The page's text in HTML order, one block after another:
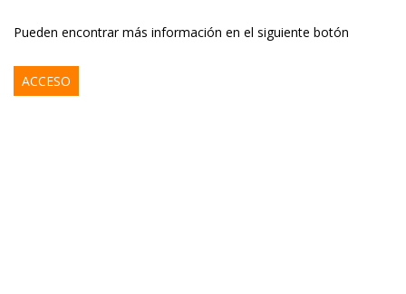
Pueden encontrar más información en el siguiente botón
ACCESO